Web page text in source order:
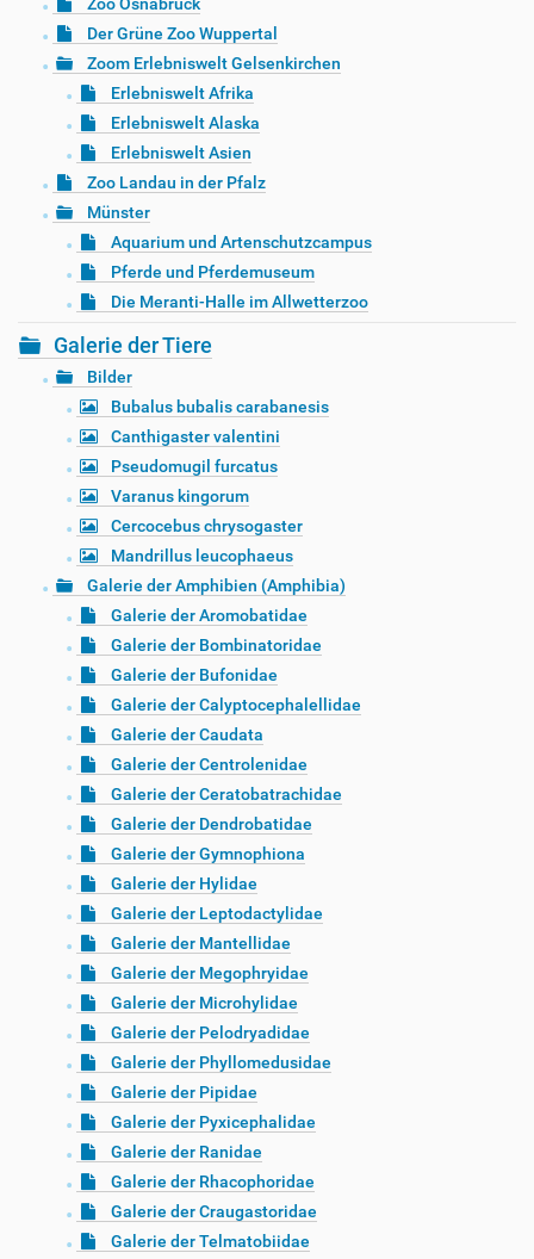
Zoo Osnabrück
Der Grüne Zoo Wuppertal
Zoom Erlebniswelt Gelsenkirchen
Erlebniswelt Afrika
Erlebniswelt Alaska
Erlebniswelt Asien
Zoo Landau in der Pfalz
Münster
Aquarium und Artenschutzcampus
Pferde und Pferdemuseum
Die Meranti-Halle im Allwetterzoo
Galerie der Tiere
Bilder
Bubalus bubalis carabanesis
Canthigaster valentini
Pseudomugil furcatus
Varanus kingorum
Cercocebus chrysogaster
Mandrillus leucophaeus
Galerie der Amphibien (Amphibia)
Galerie der Aromobatidae
Galerie der Bombinatoridae
Galerie der Bufonidae
Galerie der Calyptocephalellidae
Galerie der Caudata
Galerie der Centrolenidae
Galerie der Ceratobatrachidae
Galerie der Dendrobatidae
Galerie der Gymnophiona
Galerie der Hylidae
Galerie der Leptodactylidae
Galerie der Mantellidae
Galerie der Megophryidae
Galerie der Microhylidae
Galerie der Pelodryadidae
Galerie der Phyllomedusidae
Galerie der Pipidae
Galerie der Pyxicephalidae
Galerie der Ranidae
Galerie der Rhacophoridae
Galerie der Craugastoridae
Galerie der Telmatobiidae